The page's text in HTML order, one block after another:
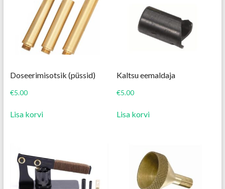
Doseerimisotsik (püssid)
€5.00
Lisa korvi
Kaltsu eemaldaja
€5.00
Lisa korvi